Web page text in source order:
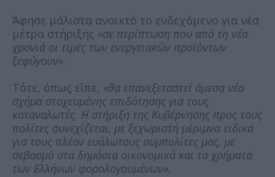
Άφησε μάλιστα ανοικτό το ενδεχόμενο για νέα
μέτρα στήριξης «σε περίπτωση που από τη νέα
χρονιά οι τιμές των ενεργειακών προϊόντων
ξεφύγουν».
Τότε, όπως είπε, «θα επανεξεταστεί άμεσα νέο
σχήμα στοχευμένης επιδότησης για τους
καταναλωτές. Η στήριξη της Κυβέρνησης προς τους
πολίτες συνεχίζεται, με ξεχωριστή μέριμνα ειδικά
για τους πλέον ευάλωτους συμπολίτες μας, με
σεβασμό στα δημόσια οικονομικά και τα χρήματα
των Ελλήνων φορολογουμένων».